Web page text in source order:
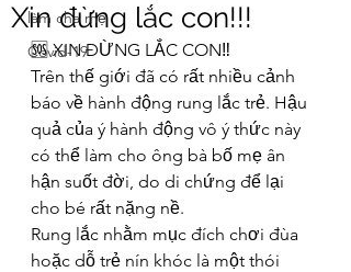
làm cha mẹ
Covid-19
Xin đừng lắc con!!!
🆘️️ XIN ĐỪNG LẮC CON‼
Trên thế giới đã có rất nhiều cảnh
báo về hành động rung lắc trẻ. Hậu
quả của ý hành động vô ý thức này
có thể làm cho ông bà bố mẹ ân
hận suốt đời, do di chứng để lại
cho bé rất nặng nề.
Rung lắc nhằm mục đích chơi đùa
hoặc dỗ trẻ nín khóc là một thói